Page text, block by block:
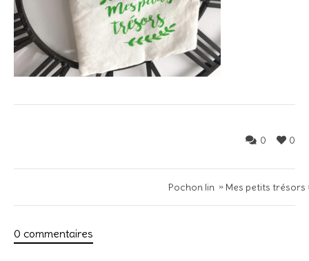
0
0
Pochon lin » Mes petits trésors
0 commentaires